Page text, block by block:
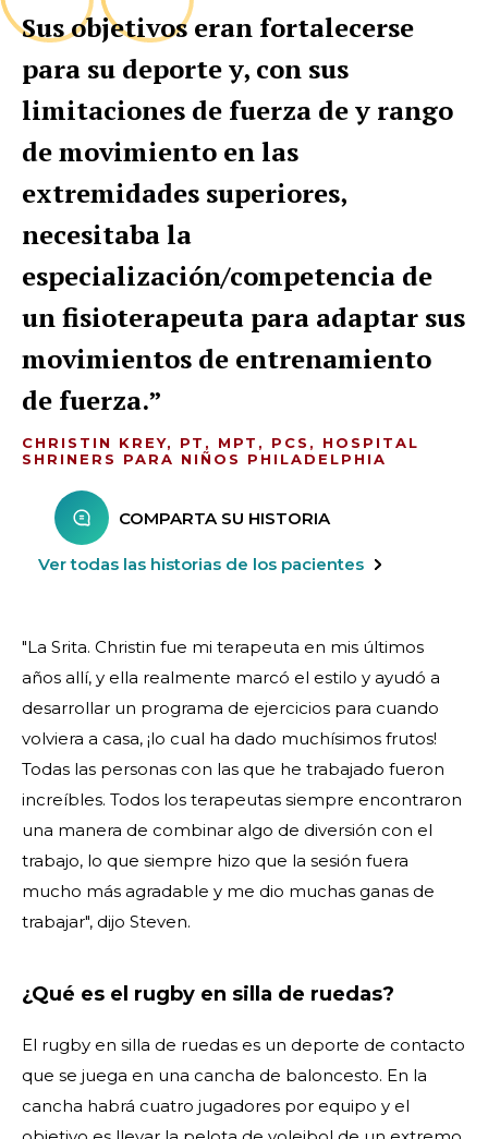
Sus objetivos eran fortalecerse
para su deporte y, con sus
limitaciones de fuerza de y rango
de movimiento en las
extremidades superiores,
necesitaba la
especialización/competencia de
un fisioterapeuta para adaptar sus
movimientos de entrenamiento
de fuerza.
CHRISTIN KREY, PT, MPT, PCS, HOSPITAL
SHRINERS PARA NIÑOS PHILADELPHIA
COMPARTA SU HISTORIA
Ver todas las historias de los pacientes
"La Srita. Christin fue mi terapeuta en mis últimos
años allí, y ella realmente marcó el estilo y ayudó a
desarrollar un programa de ejercicios para cuando
volviera a casa, ¡lo cual ha dado muchísimos frutos!
Todas las personas con las que he trabajado fueron
increíbles. Todos los terapeutas siempre encontraron
una manera de combinar algo de diversión con el
trabajo, lo que siempre hizo que la sesión fuera
mucho más agradable y me dio muchas ganas de
trabajar", dijo Steven.
¿Qué es el rugby en silla de ruedas?
El rugby en silla de ruedas es un deporte de contacto
que se juega en una cancha de baloncesto. En la
cancha habrá cuatro jugadores por equipo y el